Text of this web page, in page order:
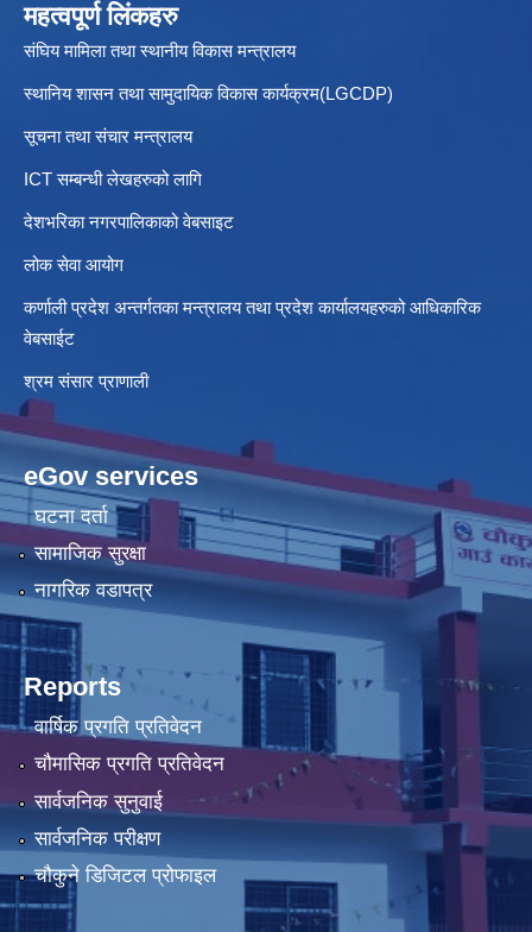
महत्वपूर्ण लिंकहरु
संघिय मामिला तथा स्थानीय विकास मन्त्रालय
स्थानिय शासन तथा सामुदायिक विकास कार्यक्रम(LGCDP)
सूचना तथा संचार मन्त्रालय
ICT सम्बन्धी लेखहरुको लागि
देशभरिका नगरपालिकाको वेबसाइट
लोक सेवा आयोग
कर्णाली प्रदेश अन्तर्गतका मन्त्रालय तथा प्रदेश कार्यालयहरुको आधिकारिक
वेबसाईट
श्रम संसार प्राणाली
eGov services
घटना दर्ता
सामाजिक सुरक्षा
नागरिक वडापत्र
Reports
वार्षिक प्रगति प्रतिवेदन
चौमासिक प्रगति प्रतिवेदन
सार्वजनिक सुनुवाई
सार्वजनिक परीक्षण
चौकुने डिजिटल प्रोफाइल